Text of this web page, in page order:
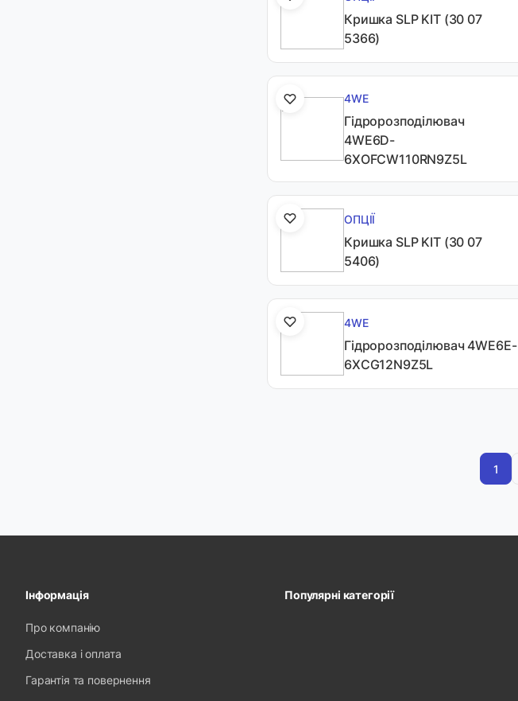
Кришка SLP KIT (30 07
5366)
4WE
Гідророзподілювач
4WE6D-
6XOFCW110RN9Z5L
ОПЦІЇ
Кришка SLP KIT (30 07
5406)
4WE
Гідророзподілювач 4WE6E-
6XCG12N9Z5L
1
Інформація
Про компанію
Доставка і оплата
Гарантія та повернення
Популярні категорії